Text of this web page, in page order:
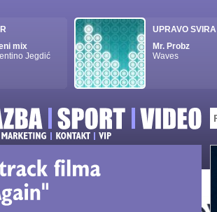
mix
Jegdić
UPRAVO SVIRA
Mr. Probz
Waves